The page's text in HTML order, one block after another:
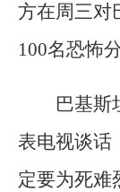
方在周三对
100名恐怖分
巴基斯
表电视谈话
定要为死难